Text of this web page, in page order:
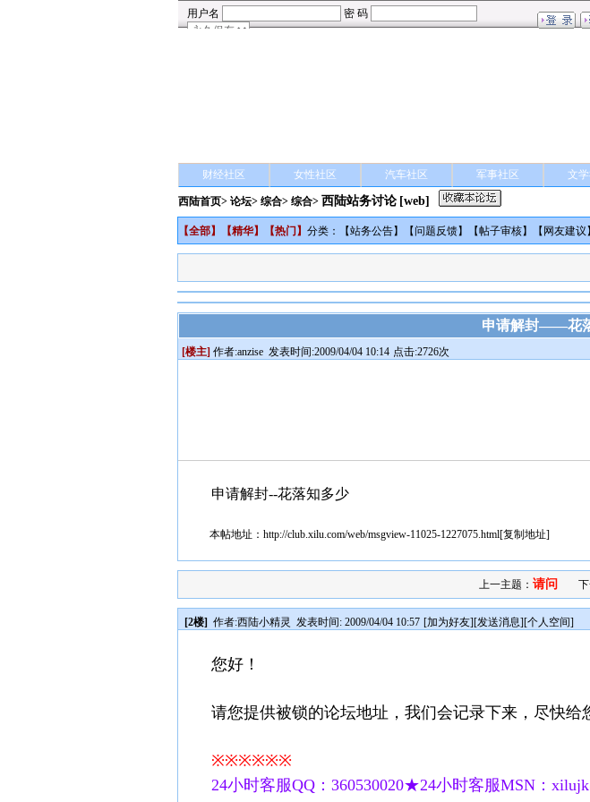
财经社区 女性社区 汽车社区 军事社区 文
西陆首页> 论坛> 综合> 综合> 西陆站务讨论 [web]
【全部】【精华】【热门 】 分类：【站务公告】【问题反馈】【帖子审核】【 网友建议
申请解封——花
[楼主] 作者:anzise 发表时间:2009/04/04 10:14 点击:2726次
申请解封--花落知多少
本帖地址： http://club.xilu.com/web/msgview-11025-1227075.html[复制地址]
上一主题：请问
[2楼] 作者:西陆小精灵 发表时间: 2009/04/04 10:57 [加为好友][发送消息][个人空间]
您好！
请您提供被锁的论坛地址，我们会记录下来，尽快给
※※※※※※
24小时客服QQ：360530020★24小时客服MSN：